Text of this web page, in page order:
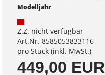
Modelljahr
Z.Z. nicht verfügbar
Art.Nr. 8585053833116
pro Stück (inkl. MwSt.)
449,00 EUR